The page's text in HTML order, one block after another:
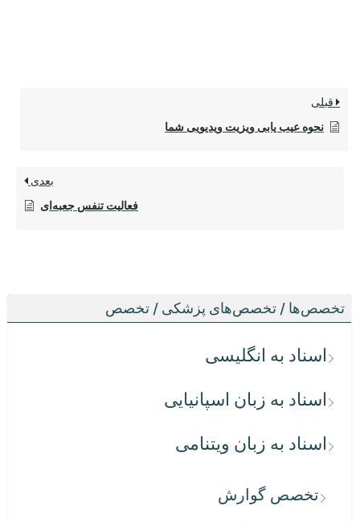
تخصص‌ها / تخصص‌های پزشکی / تخصص
اسناد به انگلیسی
اسناد به زبان اسپانیایی
اسناد به زبان ویتنامی
تخصص گوارش
قبلی
نحوه عیب یابی ویزیت ویدیویی شما
بعدی
فعالیت تنفس جعبه‌ای